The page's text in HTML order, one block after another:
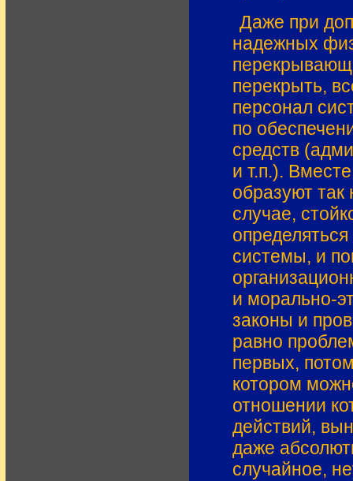
Даже при
надежных
перекрыть,
персонал
по
средств
и т.п.).
образуют
случае,
системы, и
и морально-
законы и
равно
первых,
котором
отношении
действий,
даже
случайное,